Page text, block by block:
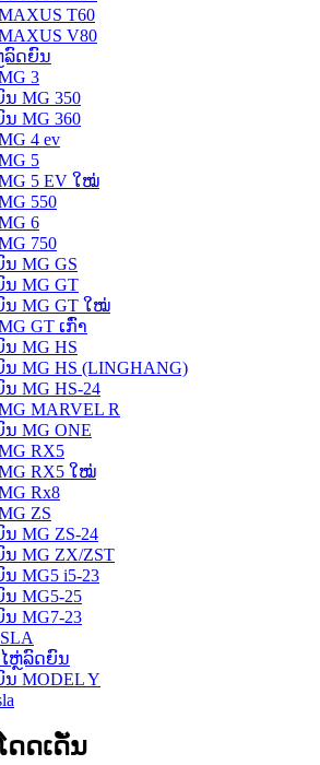
T60
V80
ລົດຍົນ
3
MG 350
MG 360
4 ev
5
5 EV ໃໝ່
550
6
750
MG GS
MG GT
MG GT ໃໝ່
GT ເກົ່າ
MG HS
MG HS (LINGHANG)
MG HS-24
MARVEL R
MG ONE
RX5
RX5 ໃໝ່
Rx8
ZS
MG ZS-24
MG ZX/ZST
MG5 i5-23
MG5-25
MG7-23
ຫຼ່ລົດຍົນ
MODEL Y
ດເດັ່ນ